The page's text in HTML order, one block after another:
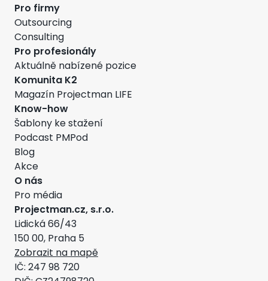
Projectman.cz, s.r.o.
Lidická 66/43
150 00, Praha 5
Zobrazit na mapě
IČ: 247 98 720
Pro firmy
Outsourcing
Consulting
Pro profesionály
Aktuálně nabízené pozice
Komunita K2
Magazín Projectman LIFE
Know-how
Šablony ke stažení
Podcast PMPod
Blog
Akce
O nás
Pro média